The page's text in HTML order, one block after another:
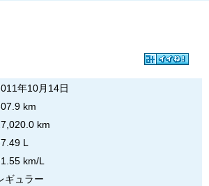
年10月14日
km
km
L
km/L
ギュラー